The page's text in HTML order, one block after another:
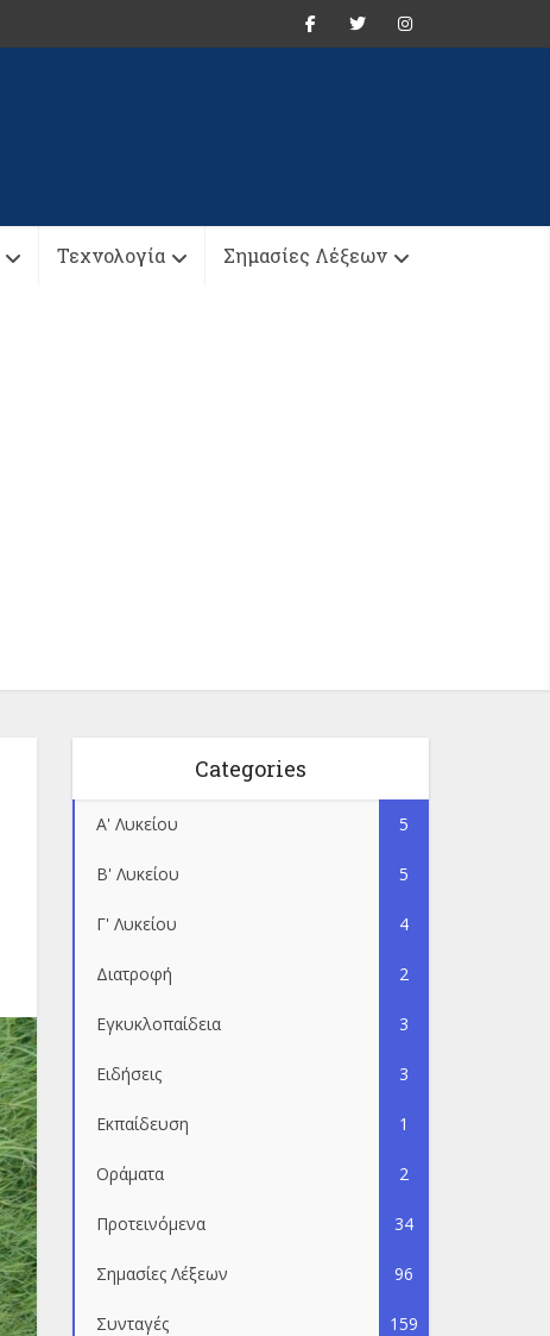
Τεχνολογία Σημασίες Λέξεων
Categories
Α' Λυκείου 5
Β' Λυκείου 5
Γ' Λυκείου 4
Διατροφή 2
Εγκυκλοπαίδεια 3
Ειδήσεις 3
Εκπαίδευση 1
Οράματα 2
Προτεινόμενα 34
Σημασίες Λέξεων 96
Συνταγές 159